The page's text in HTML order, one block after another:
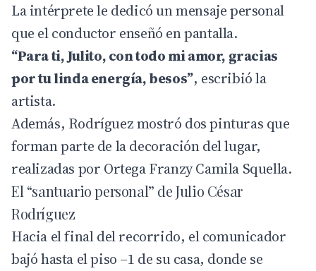
La intérprete le dedicó un mensaje personal
que el conductor enseñó en pantalla.
“Para ti, Julito, con todo mi amor, gracias
por tu linda energía, besos”, escribió la
artista.
Además, Rodríguez mostró dos pinturas que
forman parte de la decoración del lugar,
realizadas por Ortega Franzy Camila Squella.
El “santuario personal” de Julio César
Rodríguez
Hacia el final del recorrido, el comunicador
bajó hasta el piso –1 de su casa, donde se